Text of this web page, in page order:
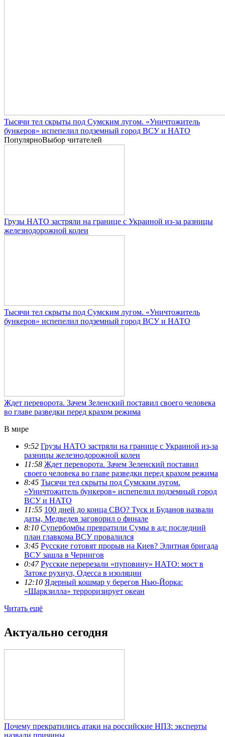
Тысячи тел скрыты под Сумским лугом. «Уничтожитель
бункеров» испепелил подземный город ВСУ и НАТО
ПопулярноВыбор читателей
Грузы НАТО застряли на границе с Украиной из-за разницы
железнодорожной колеи
Тысячи тел скрыты под Сумским лугом. «Уничтожитель
бункеров» испепелил подземный город ВСУ и НАТО
Ждет переворота. Зачем Зеленский поставил своего человека
во главе разведки перед крахом режима
В мире
9:52 Грузы НАТО застряли на границе с Украиной из-за
разницы железнодорожной колеи
11:58 Ждет переворота. Зачем Зеленский поставил
своего человека во главе разведки перед крахом режима
8:45 Тысячи тел скрыты под Сумским лугом.
«Уничтожитель бункеров» испепелил подземный город
ВСУ и НАТО
11:55 100 дней до конца СВО? Туск и Буданов назвали
даты, Медведев заговорил о финале
8:10 Супербомбы превратили Сумы в ад: последний
план главкома ВСУ провалился
3:45 Русские готовят прорыв на Киев? Элитная бригада
ВСУ зашла в Чернигов
0:47 Русские перерезали «пуповину» НАТО: мост в
Затоке рухнул, Одесса в изоляции
12:10 Ядерный кошмар у берегов Нью-Йорка:
«Шаркзилла» терроризирует океан
Читать ещё
Актуально сегодня
Почему прекратились атаки на российские НПЗ: эксперты
назвали причины